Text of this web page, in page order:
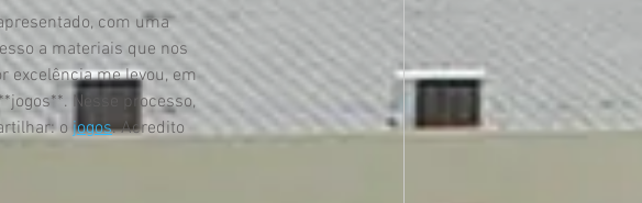
com uma
a materiais que nos
excelência me levou, em
Nesse processo,
o jogos. Acredito